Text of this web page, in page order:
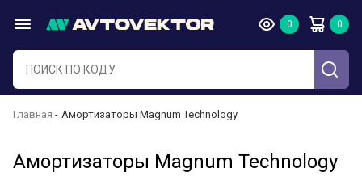
Главная Амортизаторы Magnum Technology
Амортизаторы Magnum Technology